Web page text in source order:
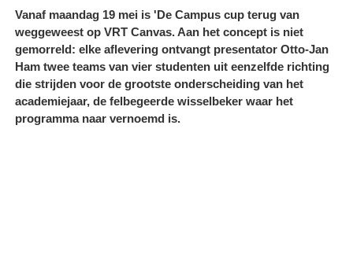
Vanaf maandag 19 mei is 'De Campus cup terug van
weggeweest op VRT Canvas. Aan het concept is niet
gemorreld: elke aflevering ontvangt presentator Otto-Jan
Ham twee teams van vier studenten uit eenzelfde richting
die strijden voor de grootste onderscheiding van het
academiejaar, de felbegeerde wisselbeker waar het
programma naar vernoemd is.